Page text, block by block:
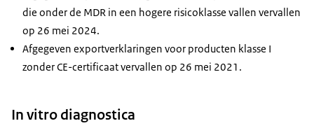
die onder de MDR in een hogere risicoklasse vallen vervallen
op 26 mei 2024.
Afgegeven exportverklaringen voor producten klasse I
zonder CE-certificaat vervallen op 26 mei 2021.
In vitro diagnostica